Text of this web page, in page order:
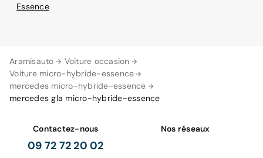
Aramisauto
Voiture occasion
Voiture micro-hybride-essence
mercedes micro-hybride-essence
mercedes gla micro-hybride-essence
Essence
Contactez-nous
09 72 72 20 02
Nos réseaux